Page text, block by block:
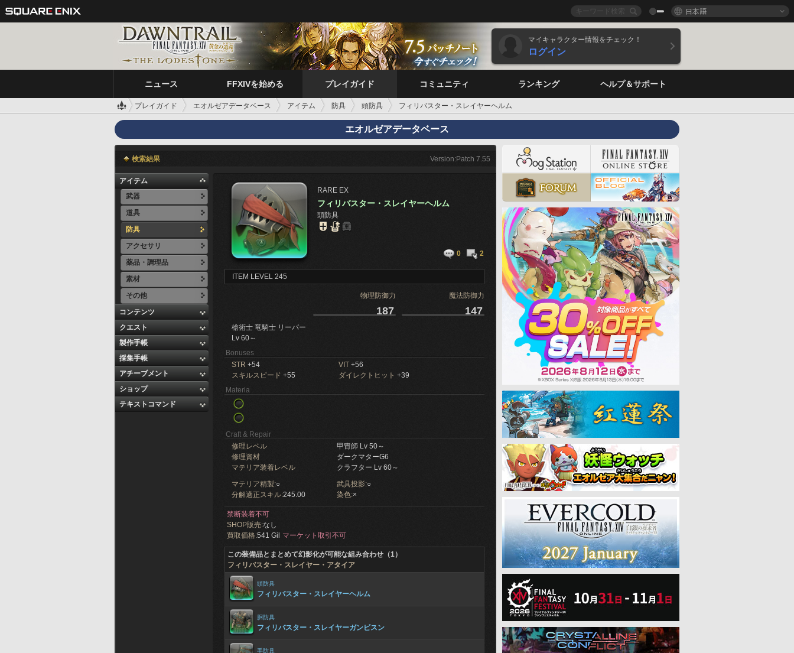
日本語
マイキャラクター情報をチェック！
ログイン
ニュース FFXIVを始める プレイガイド コミュニティ ランキング ヘルプ＆サポート
プレイガイド エオルゼアデータベース アイテム 防具 頭防具 フィリバスター・スレイヤーヘルム
エオルゼアデータベース
検索結果 Version:Patch 7.55
アイテム
武器
道具
防具
アクセサリ
薬品・調理品
素材
その他
コンテンツ
クエスト
製作手帳
採集手帳
アチーブメント
ショップ
テキストコマンド
RARE EX
フィリバスター・スレイヤーヘルム
頭防具
0 2
ITEM LEVEL 245
物理防御力 魔法防御力
187 147
槍術士 竜騎士 リーパー
Lv 60～
Bonuses
STR +54 VIT +56
スキルスピード +55 ダイレクトヒット +39
Materia
Craft & Repair
修理レベル
甲冑師 Lv 50～
修理資材
ダークマターG6
マテリア装着レベル
クラフター Lv 60～
マテリア精製:○ 武具投影:○
分解適正スキル:245.00 染色:×
禁断装着不可
SHOP販売:なし
買取価格:541 Gil マーケット取引不可
この装備品とまとめて幻影化が可能な組み合わせ（1）
フィリバスター・スレイヤー・アタイア
頭防具
フィリバスター・スレイヤーヘルム
胴防具
フィリバスター・スレイヤーガンビスン
手防具